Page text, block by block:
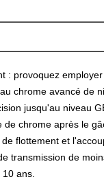
: provoquez
chrome avancé de
jusqu'au niveau
chrome après le
flottement et
transmission de
ans.